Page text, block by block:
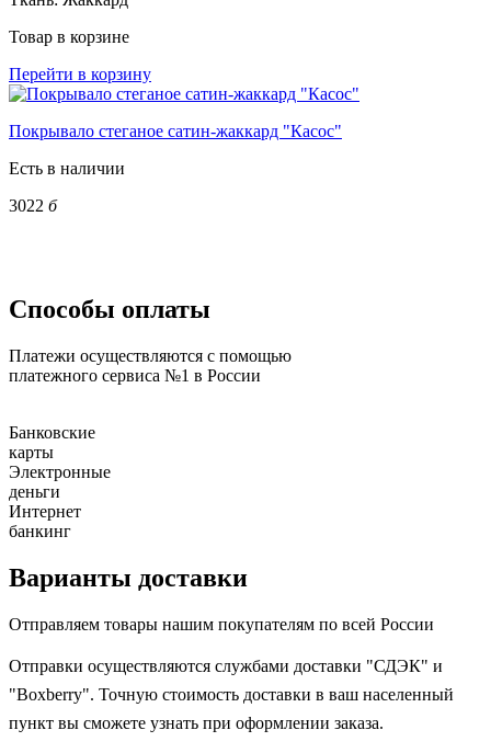
Товар в корзине
Перейти в корзину
Покрывало стеганое сатин-жаккард "Касос"
Есть в наличии
3022 б
Способы оплаты
Платежи осуществляются с помощью
платежного сервиса №1 в России
Банковские
карты
Электронные
деньги
Интернет
банкинг
Варианты доставки
Отправляем товары нашим покупателям по всей России
Отправки осуществляются службами доставки "СДЭК" и
"Boxberry". Точную стоимость доставки в ваш населенный
пункт вы сможете узнать при оформлении заказа.